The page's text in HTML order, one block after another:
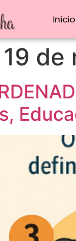
Início
19 de